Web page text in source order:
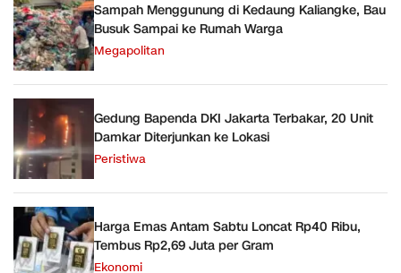
Sampah Menggunung di Kedaung Kaliangke, Bau
Busuk Sampai ke Rumah Warga
Megapolitan
Gedung Bapenda DKI Jakarta Terbakar, 20 Unit
Damkar Diterjunkan ke Lokasi
Peristiwa
Harga Emas Antam Sabtu Loncat Rp40 Ribu,
Tembus Rp2,69 Juta per Gram
Ekonomi